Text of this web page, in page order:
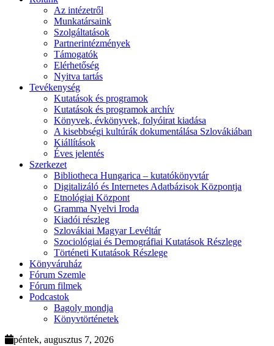
Az intézetről
Munkatársaink
Szolgáltatások
Partnerintézmények
Támogatók
Elérhetőség
Nyitva tartás
Tevékenység
Kutatások és programok
Kutatások és programok archív
Könyvek, évkönyvek, folyóirat kiadása
A kisebbségi kultúrák dokumentálása Szlovákiában
Kiállítások
Éves jelentés
Szerkezet
Bibliotheca Hungarica – kutatókönyvtár
Digitalizáló és Internetes Adatbázisok Központja
Etnológiai Központ
Gramma Nyelvi Iroda
Kiadói részleg
Szlovákiai Magyar Levéltár
Szociológiai és Demográfiai Kutatások Részlege
Történeti Kutatások Részlege
Könyváruház
Fórum Szemle
Fórum filmek
Podcastok
Bagoly mondja
Könyvtörténetek
péntek, augusztus 7, 2026